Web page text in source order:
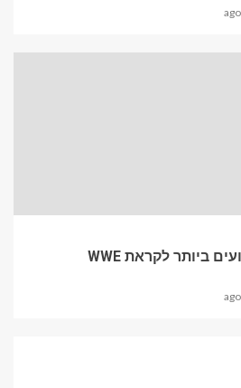
חמישה קווי עלילה גרועים ביותר לקראת WWE